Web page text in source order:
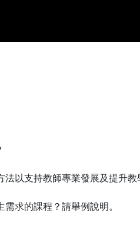
以支持教師專業發展及提升教
求的課程？請舉例說明。